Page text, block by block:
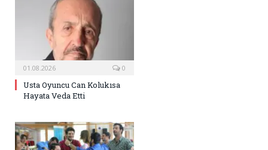
01.08.2026 0
Usta Oyuncu Can Kolukısa
Hayata Veda Etti